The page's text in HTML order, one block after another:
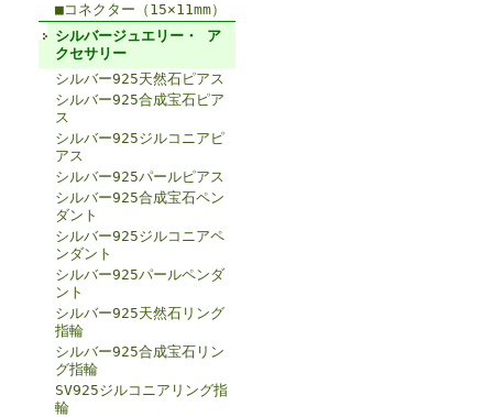
■コネクター（15×11mm）
シルバージュエリー・ ア
クセサリー
シルバー925天然石ピアス
シルバー925合成宝石ピア
ス
シルバー925ジルコニアピ
アス
シルバー925パールピアス
シルバー925合成宝石ペン
ダント
シルバー925ジルコニアペ
ンダント
シルバー925パールペンダ
ント
シルバー925天然石リング
指輪
シルバー925合成宝石リン
グ指輪
SV925ジルコニアリング指
輪